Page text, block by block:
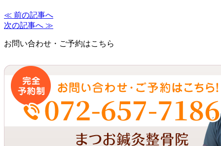
≪ 前の記事へ
次の記事へ ≫
お問い合わせ・ご予約はこちら